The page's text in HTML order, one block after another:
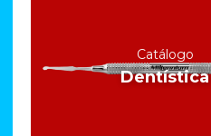
Catálogo
Dentística